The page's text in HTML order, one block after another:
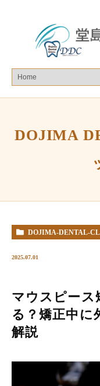
DOJIMA
DOJIMA-DENTAL-
2025.07.01
マウスピース
る？矯正中に
解説